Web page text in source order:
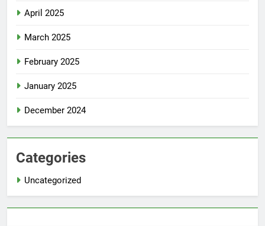
April 2025
March 2025
February 2025
January 2025
December 2024
Categories
Uncategorized